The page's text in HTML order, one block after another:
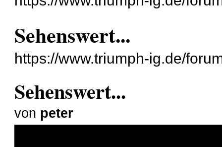
Sehenswert...
https://www.triumph-ig.de/
Sehenswert...
von peter